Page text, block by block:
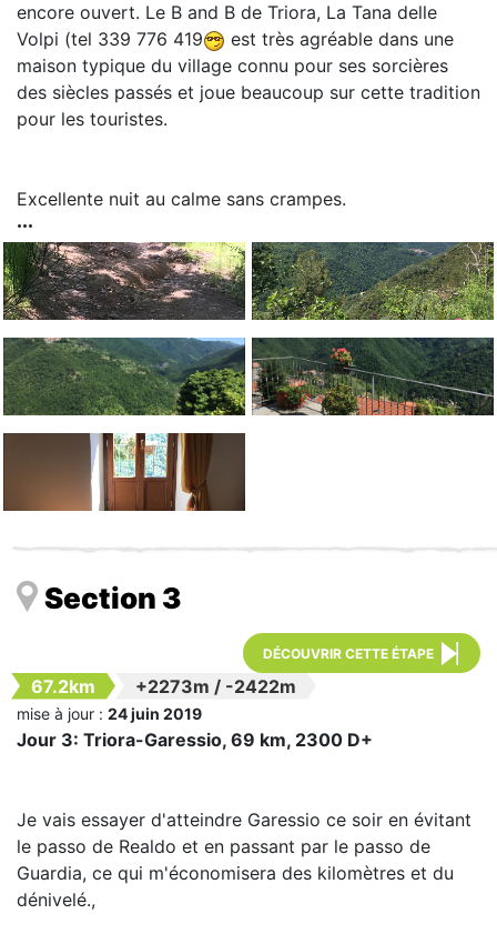
encore ouvert. Le B and B de Triora, La Tana delle
Volpi (tel 339 776 419
est très agréable dans une
maison typique du village connu pour ses sorcières
des siècles passés et joue beaucoup sur cette tradition
pour les touristes.
Excellente nuit au calme sans crampes.
Section 3
DÉCOUVRIR CETTE ÉTAPE
67.2km +2273m / -2422m
mise à jour : 24 juin 2019
Jour 3: Triora-Garessio, 69 km, 2300 D+
Je vais essayer d'atteindre Garessio ce soir en évitant
le passo de Realdo et en passant par le passo de
Guardia, ce qui m'économisera des kilomètres et du
dénivelé.,